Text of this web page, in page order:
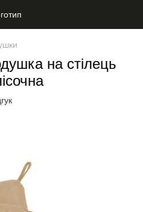
на стілець